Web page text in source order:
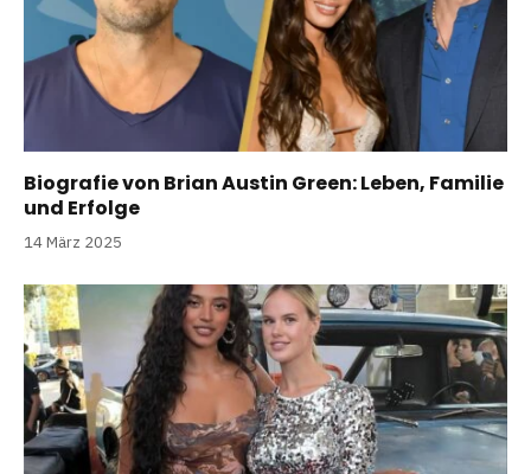
Biografie von Brian Austin Green: Leben, Familie
und Erfolge
14 März 2025